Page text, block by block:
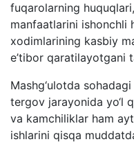
fuqarolarning
manfaatlarini ishonchli
xodimlarining kasbiy
e’tibor qaratilayotgani
Mashg‘ulotda
tergov jarayonida yo‘l
va kamchiliklar ham
ishlarini qisqa